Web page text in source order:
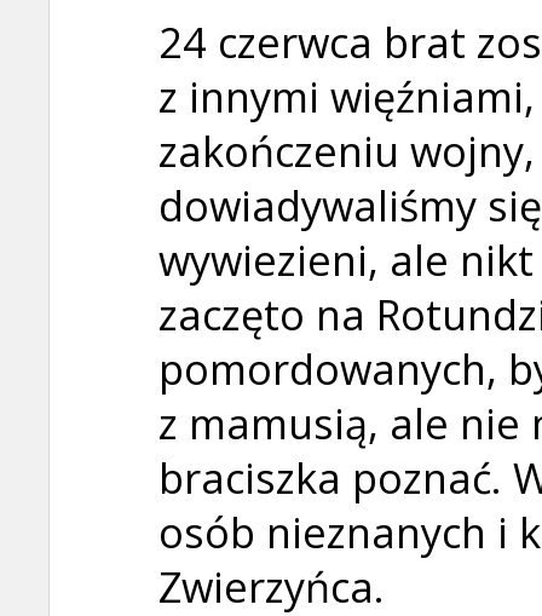
24 czerwca brat
z innymi
zakończeniu
dowiadywaliśmy
wywiezieni, ale nikt
zaczęto na
pomordowanych,
z mamusią, ale nie
braciszka poznać.
osób nieznanych i
Zwierzyńca.